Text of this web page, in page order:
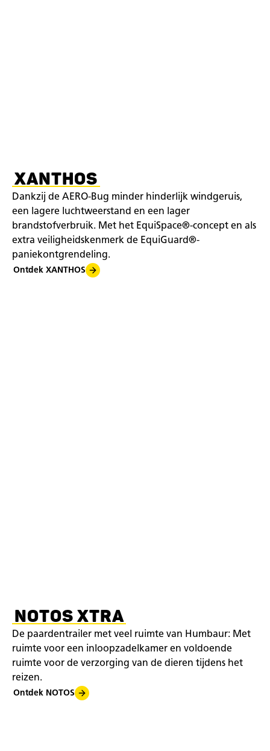
XANTHOS
Dankzij de AERO-Bug minder hinderlijk windgeruis,
een lagere luchtweerstand en een lager
brandstofverbruik. Met het EquiSpace®-concept en als
extra veiligheidskenmerk de EquiGuard®-
paniekontgrendeling.
Ontdek XANTHOS
NOTOS XTRA
De paardentrailer met veel ruimte van Humbaur: Met
ruimte voor een inloopzadelkamer en voldoende
ruimte voor de verzorging van de dieren tijdens het
reizen.
Ontdek NOTOS